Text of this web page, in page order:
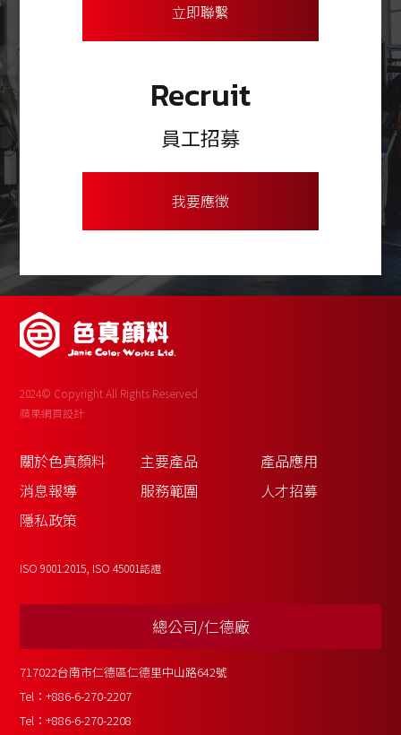
立即聯繫
Recruit
員工招募
我要應徵
2024© Copyright All Rights Reserved
蘋果網頁設計
關於色真顏料 主要產品
產品應用
消息報導
服務範圍
人才招募
隱私政策
ISO 9001:2015, ISO 45001認證
總公司/仁德廠
717022台南市仁德區仁德里中山路642號
Tel：+886-6-270-2207
Tel：+886-6-270-2208